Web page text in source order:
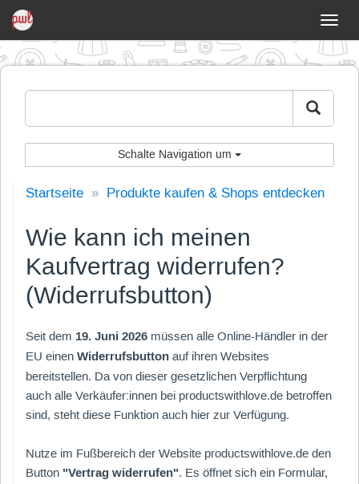
um
Schalte Navigation um
Startseite » Produkte kaufen & Shops entdecken
Wie kann ich meinen
Kaufvertrag widerrufen?
(Widerrufsbutton)
Seit dem 19. Juni 2026 müssen alle Online-Händler in der
EU einen Widerrufsbutton auf ihren Websites
bereitstellen. Da von dieser gesetzlichen Verpflichtung
auch alle Verkäufer:innen bei productswithlove.de betroffen
sind, steht diese Funktion auch hier zur Verfügung.
Nutze im Fußbereich der Website productswithlove.de den
Button "Vertrag widerrufen". Es öffnet sich ein Formular,